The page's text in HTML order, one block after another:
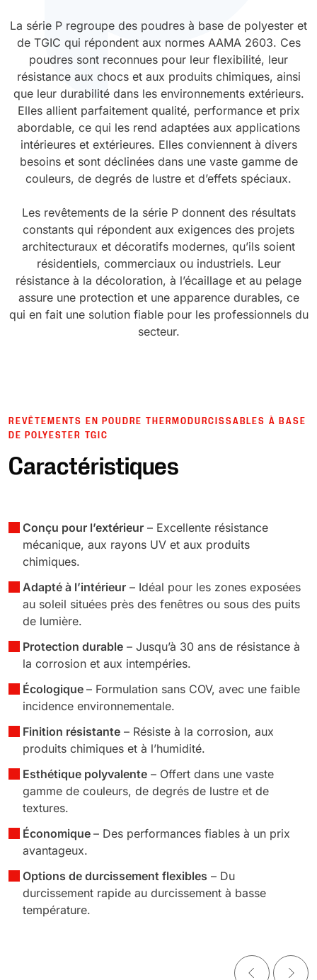
Polyessence
Oxysac
Durcissement UV
La série P regroupe des poudres à base de polyester et
de TGIC qui répondent aux normes AAMA 2603. Ces
poudres sont reconnues pour leur flexibilité, leur
résistance aux chocs et aux produits chimiques, ainsi
que leur durabilité dans les environnements extérieurs.
Elles allient parfaitement qualité, performance et prix
abordable, ce qui les rend adaptées aux applications
intérieures et extérieures. Elles conviennent à divers
besoins et sont déclinées dans une vaste gamme de
couleurs, de degrés de lustre et d’effets spéciaux.
Les revêtements de la série P donnent des résultats
constants qui répondent aux exigences des projets
architecturaux et décoratifs modernes, qu’ils soient
résidentiels, commerciaux ou industriels. Leur
résistance à la décoloration, à l’écaillage et au pelage
assure une protection et une apparence durables, ce
qui en fait une solution fiable pour les professionnels du
secteur.
REVÊTEMENTS EN POUDRE THERMODURCISSABLES À BASE
DE POLYESTER TGIC
Caractéristiques
Conçu pour l’extérieur – Excellente résistance
mécanique, aux rayons UV et aux produits
chimiques.
Adapté à l’intérieur – Idéal pour les zones exposées
au soleil situées près des fenêtres ou sous des puits
de lumière.
Protection durable – Jusqu’à 30 ans de résistance à
la corrosion et aux intempéries.
Écologique – Formulation sans COV, avec une faible
incidence environnementale.
Finition résistante – Résiste à la corrosion, aux
produits chimiques et à l’humidité.
Esthétique polyvalente – Offert dans une vaste
gamme de couleurs, de degrés de lustre et de
textures.
Économique – Des performances fiables à un prix
avantageux.
Options de durcissement flexibles – Du
durcissement rapide au durcissement à basse
température.